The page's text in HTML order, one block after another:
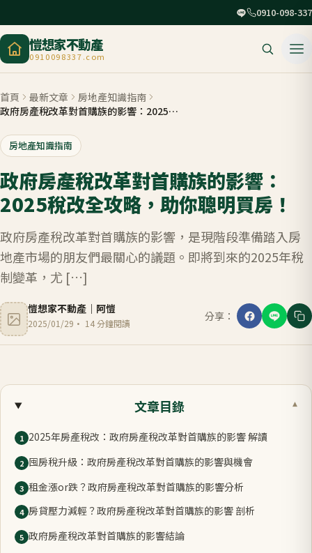
0910-098-337
愷想家不動產
0910098337.com
首頁 最新文章
房地產知識指南
政府房產稅改革對首購族的影響：2025稅改全攻略，助你聰明買房！
房地產知識指南
政府房產稅改革對首購族的影響：
2025稅改全攻略，助你聰明買房！
政府房產稅改革對首購族的影響，是現階段準備踏入房
地產市場的朋友們最關心的議題。即將到來的2025年稅
制變革，尤 […]
愷想家不動產 ｜ 阿愷
2025/01/29 · 14分鐘閱讀
分享：
文章目錄 ▾
1 2025年房產稅改：政府房產稅改革對首購族的影響 解讀
2 囤房稅升級：政府房產稅改革對首購族的影響與機會
3 租金漲or跌？政府房產稅改革對首購族的影響分析
4 房貸壓力減輕？政府房產稅改革對首購族的影響 剖析
5 政府房產稅改革對首購族的影響結論